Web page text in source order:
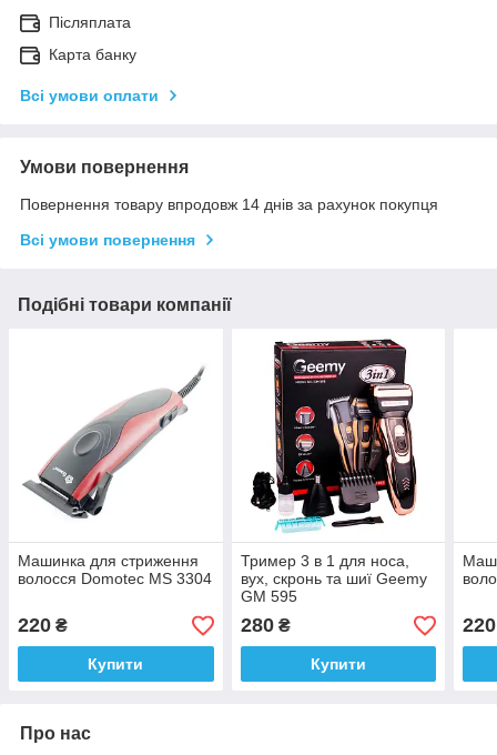
Післяплата
Карта банку
Всі умови оплати
Умови повернення
Повернення товару впродовж 14 днів за рахунок покупця
Всі умови повернення
Подібні товари компанії
Машинка для стриження
волосся Domotec MS 3304
220 ₴
Купити
Тример 3 в 1 для носа,
вух, скронь та шиї Geemy
GM 595
280₴
Купити
220
Про нас